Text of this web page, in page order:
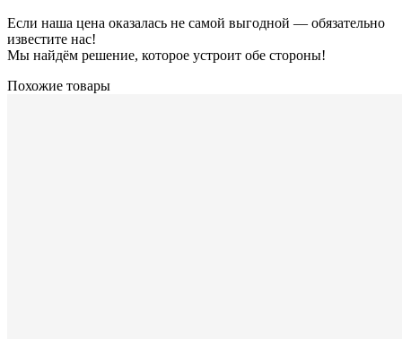
Если наша цена оказалась не самой выгодной — обязательно
известите нас!
Мы найдём решение, которое устроит обе стороны!
Похожие товары